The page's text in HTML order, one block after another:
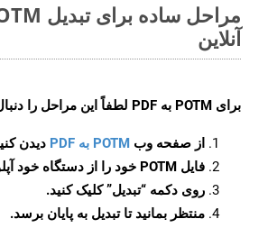
آنلاین
برای POTM به PDF لطفاً این مراحل را
از صفحه وب POTM به PDF
دیدن
فایل POTM خود را از دستگاه خود آپلود کنید.
روی دکمه “تبدیل”کلیک کنید.
منتظر بمانید تا تبدیل به پایان برسد.